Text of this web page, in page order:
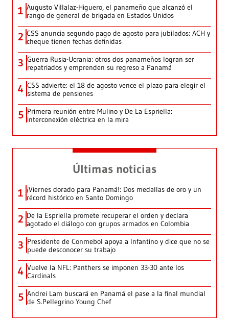
1 Augusto Villalaz-Higuero, el panameño que alcanzó el
rango de general de brigada en Estados Unidos
2 CSS anuncia segundo pago de agosto para jubilados: ACH y
cheque tienen fechas definidas
3 Guerra Rusia-Ucrania: otros dos panameños logran ser
repatriados y emprenden su regreso a Panamá
4 CSS advierte: el 18 de agosto vence el plazo para elegir el
sistema de pensiones
5 Primera reunión entre Mulino y De La Espriella:
interconexión eléctrica en la mira
Últimas noticias
1 ¡Viernes dorado para Panamá!: Dos medallas de oro y un
récord histórico en Santo Domingo
2 De la Espriella promete recuperar el orden y declara
agotado el diálogo con grupos armados en Colombia
3 Presidente de Conmebol apoya a Infantino y dice que no se
puede desconocer su trabajo
4 Vuelve la NFL: Panthers se imponen 33-30 ante los
Cardinals
5 Andrei Lam buscará en Panamá el pase a la final mundial
de S.Pellegrino Young Chef